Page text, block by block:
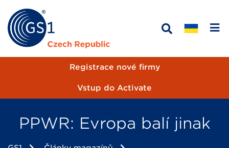
Registrace nové firmy
Vstup do Activate
PPWR: Evropa balí jinak